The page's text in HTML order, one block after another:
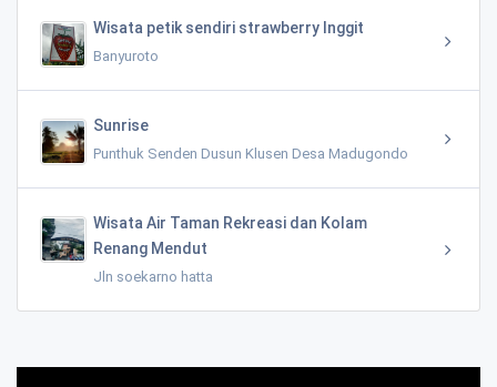
Wisata petik sendiri strawberry Inggit
Banyuroto
Sunrise
Punthuk Senden Dusun Klusen Desa Madugondo
Wisata Air Taman Rekreasi dan Kolam
Renang Mendut
Jln soekarno hatta